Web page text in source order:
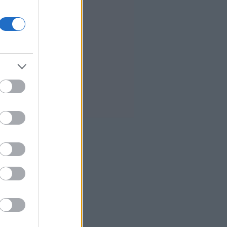
Ο ΟΤΕ στους δείκτες FTSE4Good
Νέος γύρος χρηματοδότησης 8
δισ. δολαρίων για τη DeepSeek
Βρεττού (Credia): Πιστωτική
επέκταση άνω των 1,3 δισ. ευρώ
μεταθέτει το μέρισμα
Στα πράσινα οι ευρωαγορές - Νέο
Stoxx
πληγείσες περιοχές - 118
«κόκκινα» κτίρια σε Δυτ. Αττική
Σε εξέλιξη πυρκαγιές σε Σκύρο και